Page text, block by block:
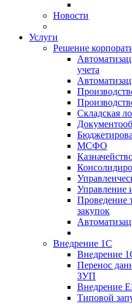
Новости
Услуги
Решение
учета
Складская
МСФО
Управление
Проведение
закупок
Внедрение 1С
Внедрение
Перенос
ЗУП
Внедрение
Типовой